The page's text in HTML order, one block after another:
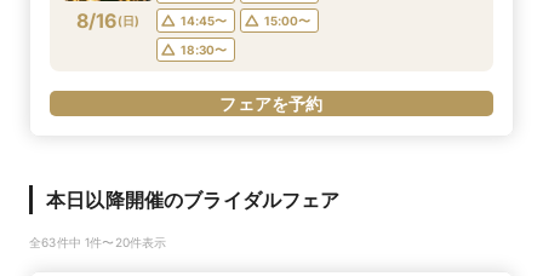
8/16(日)
14:45〜
15:00〜
18:30〜
フェアを予約
本日以降開催のブライダルフェア
全63件中 1件〜20件表示